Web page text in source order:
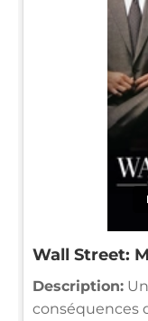
Wall Street:
Description:
conséquences